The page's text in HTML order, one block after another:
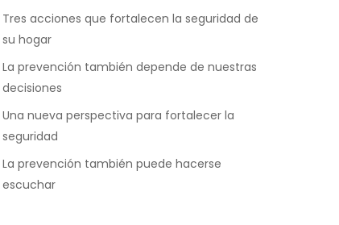
Tres acciones que fortalecen la seguridad de
su hogar
La prevención también depende de nuestras
decisiones
Una nueva perspectiva para fortalecer la
seguridad
La prevención también puede hacerse
escuchar